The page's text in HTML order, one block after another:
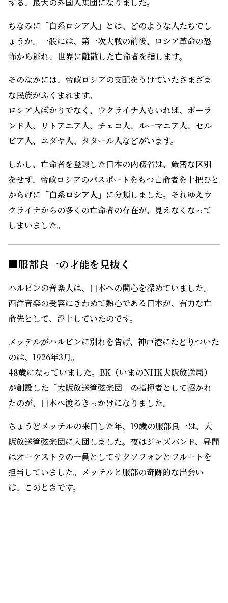
する、最大の外国人集団になりました。
ちなみに「白系ロシア人」とは、どのような人たちでし
ょうか。一般には、第一次大戦の前後、ロシア革命の恐
怖から逃れ、世界に離散した亡命者を指します。
そのなかには、帝政ロシアの支配をうけていたさまざま
な民族がふくまれます。
ロシア人ばかりでなく、ウクライナ人もいれば、ポーラ
ンド人、リトアニア人、チェコ人、ルーマニア人、セル
ビア人、ユダヤ人、タタール人などがいます。
しかし、亡命者を登録した日本の内務省は、厳密な区別
をせず、帝政ロシアのパスポートをもつ亡命者を十把ひと
からげに 「白系ロシア人」 に分類しました。それゆえウ
クライナからの多くの亡命者の存在が、見えなくなって
しまいました。
■服部良一の才能を見抜く
ハルビンの音楽人は、日本への関心を深めていました。
西洋音楽の受容にきわめて熱心である日本が、有力な亡
命先として、浮上していたのです。
メッテルがハルビンに別れを告げ、神戸港にたどりついた
のは、1926年3月。
48歳になっていました。BK（いまのNHK大阪放送局）
が創設した「大阪放送管弦楽団」の指揮者として招かれ
たのが、日本へ渡るきっかけになりました。
ちょうどメッテルの来日した年、19歳の服部良一は、大
阪放送管弦楽団に入団しました。夜はジャズバンド、昼間
はオーケストラの一員としてサクソフォンとフルートを
担当していました。メッテルと服部の奇跡的な出会い
は、このときです。